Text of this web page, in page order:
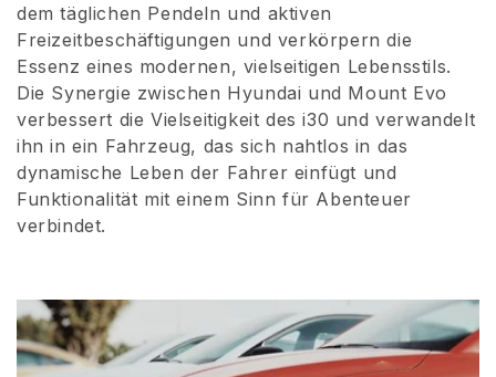
dem täglichen Pendeln und aktiven
Freizeitbeschäftigungen und verkörpern die
Essenz eines modernen, vielseitigen Lebensstils.
Die Synergie zwischen Hyundai und Mount Evo
verbessert die Vielseitigkeit des i30 und verwandelt
ihn in ein Fahrzeug, das sich nahtlos in das
dynamische Leben der Fahrer einfügt und
Funktionalität mit einem Sinn für Abenteuer
verbindet.